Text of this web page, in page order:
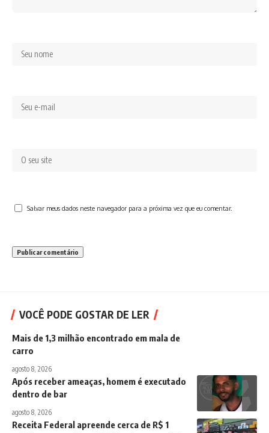
Salvar meus dados neste navegador para a próxima vez que eu comentar.
VOCÊ PODE GOSTAR DE LER
Mais de 1,3 milhão encontrado em mala de
carro
agosto 8, 2026
Após receber ameaças, homem é executado
dentro de bar
agosto 8, 2026
Receita Federal apreende cerca de R$ 1